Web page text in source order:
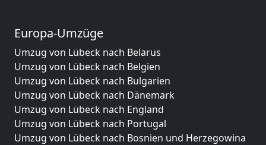
Europa-Umzüge
Umzug von Lübeck nach Belarus
Umzug von Lübeck nach Belgien
Umzug von Lübeck nach Bulgarien
Umzug von Lübeck nach Dänemark
Umzug von Lübeck nach England
Umzug von Lübeck nach Portugal
Umzug von Lübeck nach Bosnien und Herzegowina